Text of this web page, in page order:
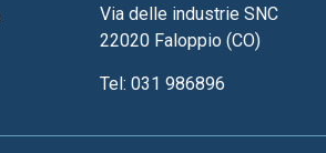
Via delle industrie SNC
22020 Faloppio (CO)
Tel: 031 986896